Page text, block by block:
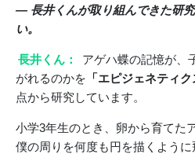
― 長井くんが取り組んできた研
い。
長井くん：
アゲハ蝶の記憶が、
がれるのかを 「エピジェネティ
点から研究しています。
小学3年生のとき、卵から育てた
僕の周りを何度も円を描くよう